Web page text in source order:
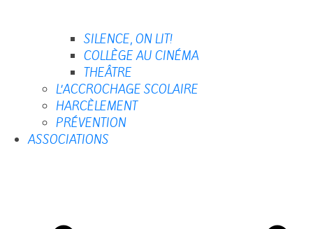
SILENCE, ON LIT!
COLLÈGE AU CINÉMA
THEÂTRE
L’ACCROCHAGE SCOLAIRE
HARCÈLEMENT
PRÉVENTION
ASSOCIATIONS